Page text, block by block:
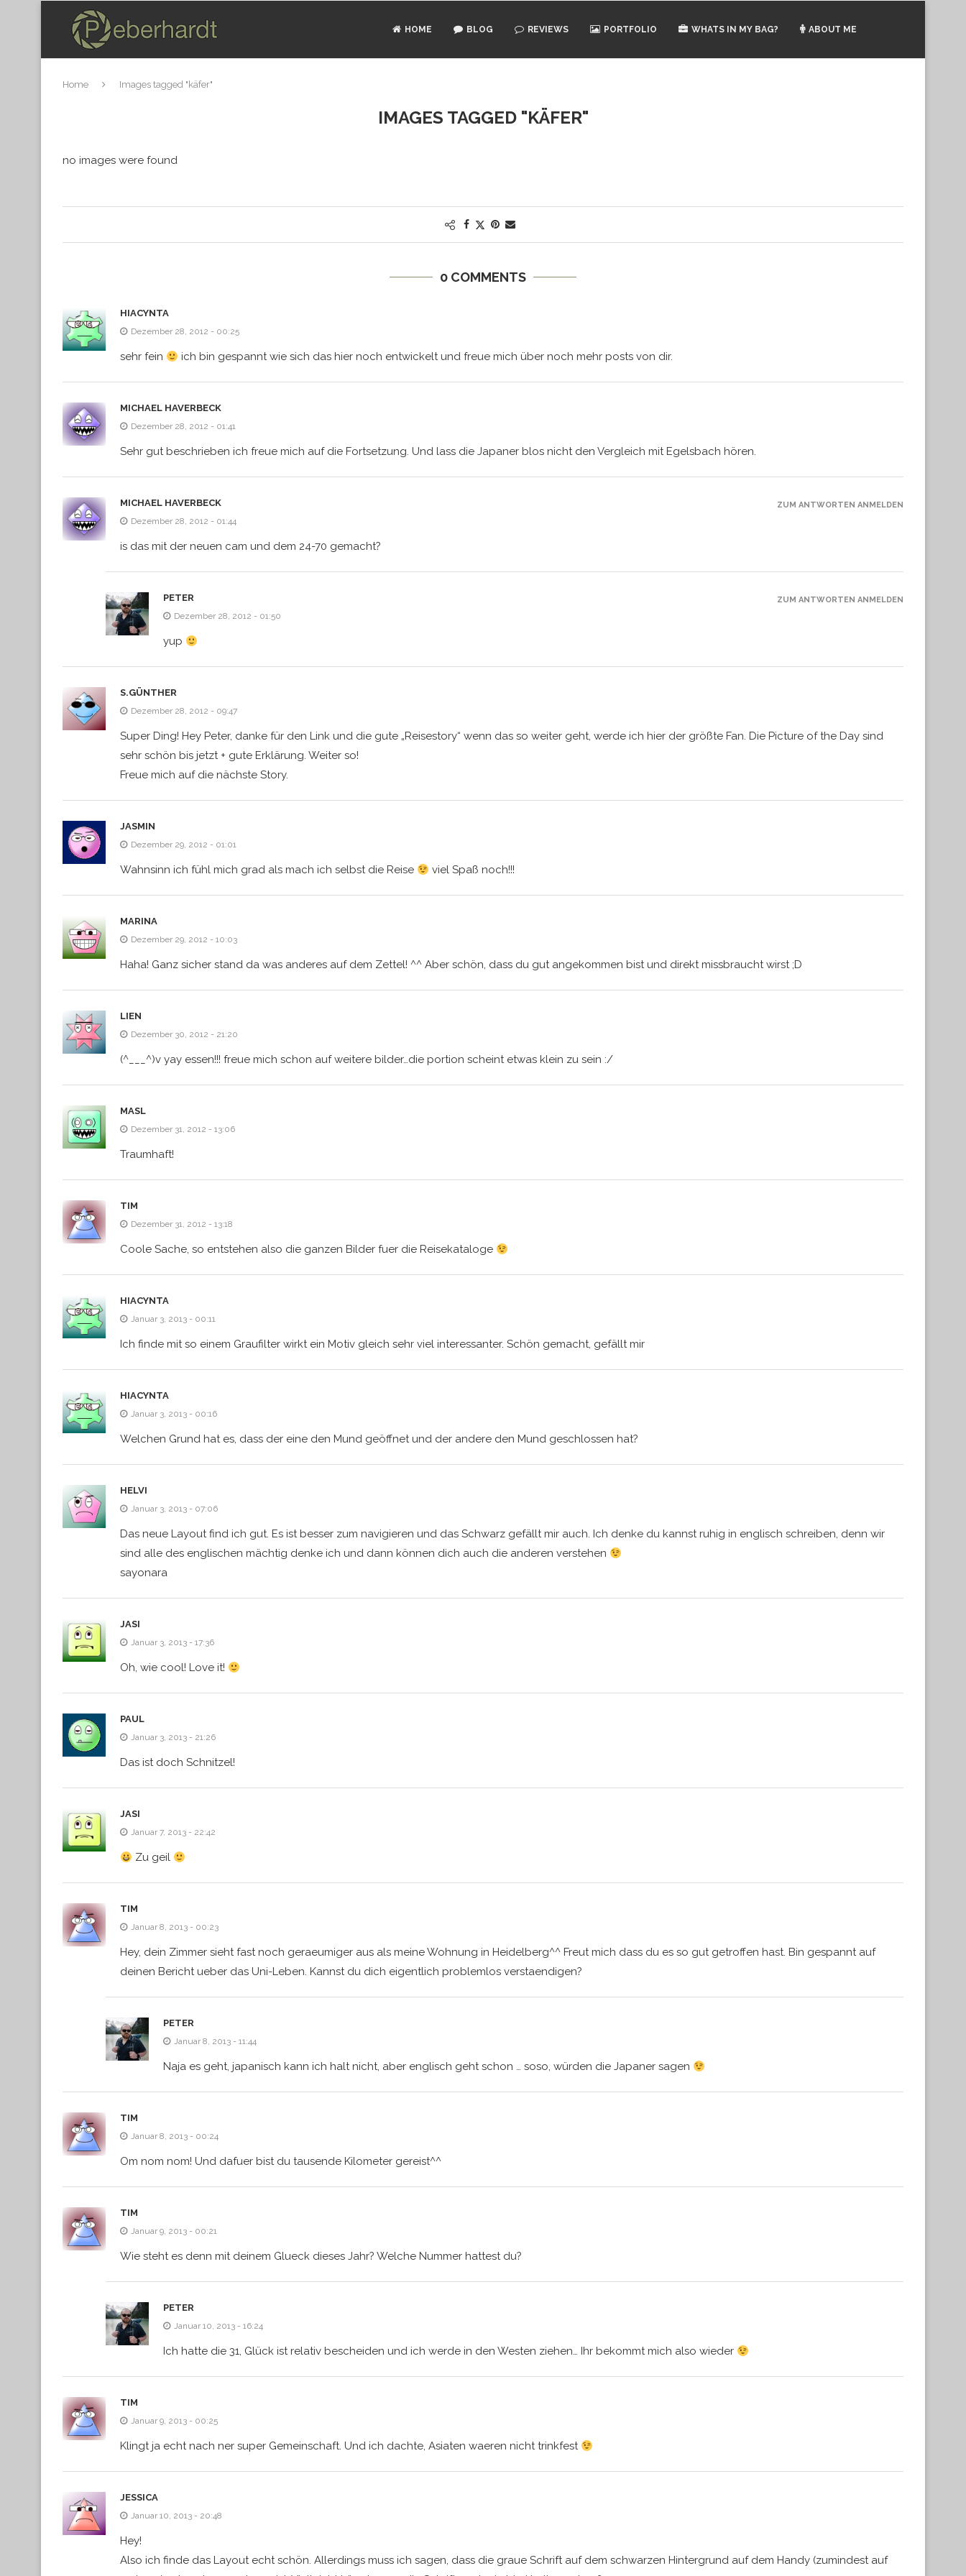
HOME BLOG REVIEWS PORTFOLIO WHATS IN MY BAG? ABOUT ME
Home Images tagged "käfer"
IMAGES TAGGED "KÄFER"
no images were found
0 COMMENTS
HIACYNTA
Dezember 28, 2012 - 00:25
sehr fein ich bin gespannt wie sich das hier noch entwickelt und freue mich über noch mehr posts von dir.
MICHAEL HAVERBECK
Dezember 28, 2012 - 01:41
Sehr gut beschrieben ich freue mich auf die Fortsetzung. Und lass die Japaner blos nicht den Vergleich mit Egelsbach hören.
MICHAEL HAVERBECK
Dezember 28, 2012 - 01:44
is das mit der neuen cam und dem 24-70 gemacht?
ZUM ANTWORTEN ANMELDEN
PETER
Dezember 28, 2012 - 01:50
yup
ZUM ANTWORTEN ANMELDEN
S.GÜNTHER
Dezember 28, 2012 - 09:47
Super Ding! Hey Peter, danke für den Link und die gute „Reisestory“ wenn das so weiter geht, werde ich hier der größte Fan. Die Picture of the Day sind
sehr schön bis jetzt + gute Erklärung. Weiter so!
Freue mich auf die nächste Story.
JASMIN
Dezember 29, 2012 - 01:01
Wahnsinn ich fühl mich grad als mach ich selbst die Reise viel Spaß noch!!!
MARINA
Dezember 29, 2012 - 10:03
Haha! Ganz sicher stand da was anderes auf dem Zettel! ^^ Aber schön, dass du gut angekommen bist und direkt missbraucht wirst ;D
LIEN
Dezember 30, 2012 - 21:20
(^___^)v yay essen!!! freue mich schon auf weitere bilder…die portion scheint etwas klein zu sein :/
MASL
Dezember 31, 2012 - 13:06
Traumhaft!
TIM
Dezember 31, 2012 - 13:18
Coole Sache, so entstehen also die ganzen Bilder fuer die Reisekataloge
HIACYNTA
Januar 3, 2013 - 00:11
Ich finde mit so einem Graufilter wirkt ein Motiv gleich sehr viel interessanter. Schön gemacht, gefällt mir
HIACYNTA
Januar 3, 2013 - 00:16
Welchen Grund hat es, dass der eine den Mund geöffnet und der andere den Mund geschlossen hat?
HELVI
Januar 3, 2013 - 07:06
Das neue Layout find ich gut. Es ist besser zum navigieren und das Schwarz gefällt mir auch. Ich denke du kannst ruhig in englisch schreiben, denn wir
sind alle des englischen mächtig denke ich und dann können dich auch die anderen verstehen
sayonara
JASI
Januar 3, 2013 - 17:36
Oh, wie cool! Love it!
PAUL
Januar 3, 2013 - 21:26
Das ist doch Schnitzel!
JASI
Januar 7, 2013 - 22:42
Zu geil
TIM
Januar 8, 2013 - 00:23
Hey, dein Zimmer sieht fast noch geraeumiger aus als meine Wohnung in Heidelberg^^ Freut mich dass du es so gut getroffen hast. Bin gespannt auf
deinen Bericht ueber das Uni-Leben. Kannst du dich eigentlich problemlos verstaendigen?
PETER
Januar 8, 2013 - 11:44
Naja es geht, japanisch kann ich halt nicht, aber englisch geht schon … soso, würden die Japaner sagen
TIM
Januar 8, 2013 - 00:24
Om nom nom! Und dafuer bist du tausende Kilometer gereist^^
TIM
Januar 9, 2013 - 00:21
Wie steht es denn mit deinem Glueck dieses Jahr? Welche Nummer hattest du?
PETER
Januar 10, 2013 - 16:24
Ich hatte die 31, Glück ist relativ bescheiden und ich werde in den Westen ziehen… Ihr bekommt mich also wieder
TIM
Januar 9, 2013 - 00:25
Klingt ja echt nach ner super Gemeinschaft. Und ich dachte, Asiaten waeren nicht trinkfest
JESSICA
Januar 10, 2013 - 20:48
Hey!
Also ich finde das Layout echt schön. Allerdings muss ich sagen, dass die graue Schrift auf dem schwarzen Hintergrund auf dem Handy (zumindest auf